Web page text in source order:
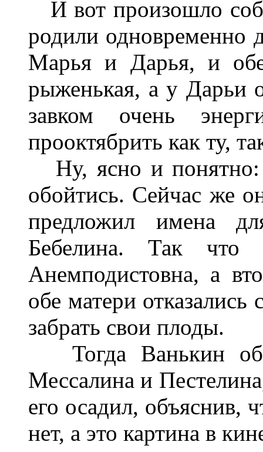
И вот произошло
родили одновременно
Марья и Дарья, и
рыженькая, а у Дарьи
завком очень
прооктябрить как ту,
Ну, ясно и понятно:
обойтись. Сейчас же
предложил имена
Бебелина. Так что
Анемподистовна, а
обе матери
забрать свои плоды.
Тогда Ванькин
Мессалина и
его осадил, объяснив,
нет, а это картина в